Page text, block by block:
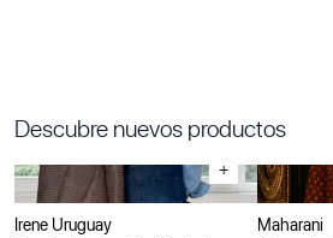
Descubre nuevos productos
+
Irene Uruguay
Maharani